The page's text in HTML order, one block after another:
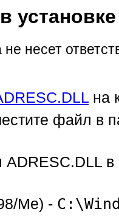
несет
на
файл в
ADRESC.DLL
Me) -